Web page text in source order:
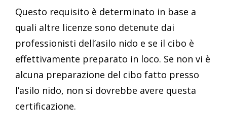
Questo requisito è determinato in base a
quali altre licenze sono detenute dai
professionisti dell’asilo nido e se il cibo è
effettivamente preparato in loco. Se non vi è
alcuna preparazione del cibo fatto presso
l’asilo nido, non si dovrebbe avere questa
certificazione.